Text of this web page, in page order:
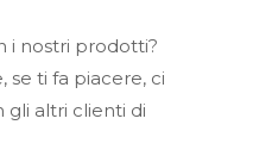
i nostri prodotti?
se ti fa piacere, ci
altri clienti di